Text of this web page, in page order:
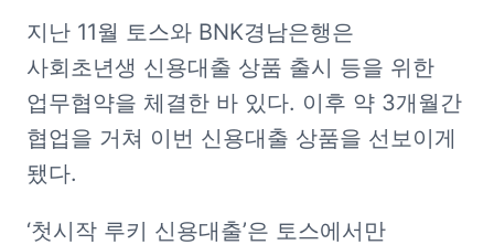
지난 11월 토스와 BNK경남은행은
사회초년생 신용대출 상품 출시 등을 위한
업무협약을 체결한 바 있다. 이후 약 3개월간
협업을 거쳐 이번 신용대출 상품을 선보이게
됐다.
‘첫시작 루키 신용대출’은 토스에서만